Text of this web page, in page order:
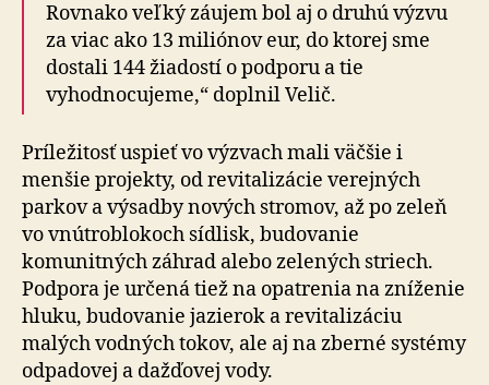
Rovnako veľký záujem bol aj o druhú výzvu
za viac ako 13 miliónov eur, do ktorej sme
dostali 144 žiadostí o podporu a tie
vyhodnocujeme,“ doplnil Velič.
Príležitosť uspieť vo výzvach mali väčšie i
menšie projekty, od revitalizácie verejných
parkov a výsadby nových stromov, až po zeleň
vo vnútroblokoch sídlisk, budovanie
komunitných záhrad alebo zelených striech.
Podpora je určená tiež na opatrenia na zníženie
hluku, budovanie jazierok a revitalizáciu
malých vodných tokov, ale aj na zberné systémy
odpadovej a dažďovej vody.